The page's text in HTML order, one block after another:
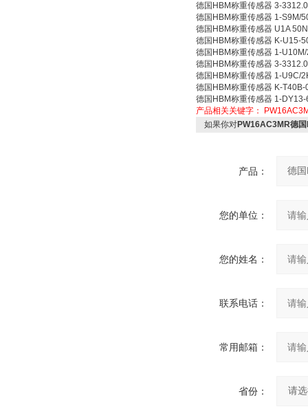
德国HBM称重传感器 3-
德国HBM称重传感器 1-S9M/
德国HBM称重传感器 U1A
德国HBM称重传感器 K-U15-
德国HBM称重传感器 1-
德国HBM称重传感器 3-
德国HBM称重传感器 1-U9C/
德国HBM称重传感器 K-
德国HBM称重传感器 1-
产品相关关键字：
如果你对PW16AC3MR德
产品：
您的单位：
您的姓名：
联系电话：
常用邮箱：
省份：